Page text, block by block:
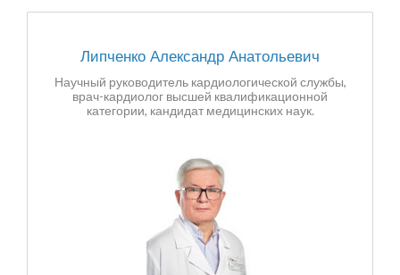
Липченко Александр Анатольевич
Научный руководитель кардиологической службы,
врач-кардиолог высшей квалификационной
категории, кандидат медицинских наук.